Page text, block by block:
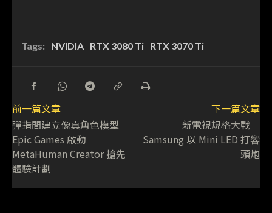
Tags: NVIDIA RTX 3080 Ti RTX 3070 Ti
前一篇文章
彈指間建立像真角色模型
Epic Games 啟動
MetaHuman Creator 搶先
體驗計劃
下一篇文章
新電視規格大戰
Samsung 以 Mini LED 打響
頭炮